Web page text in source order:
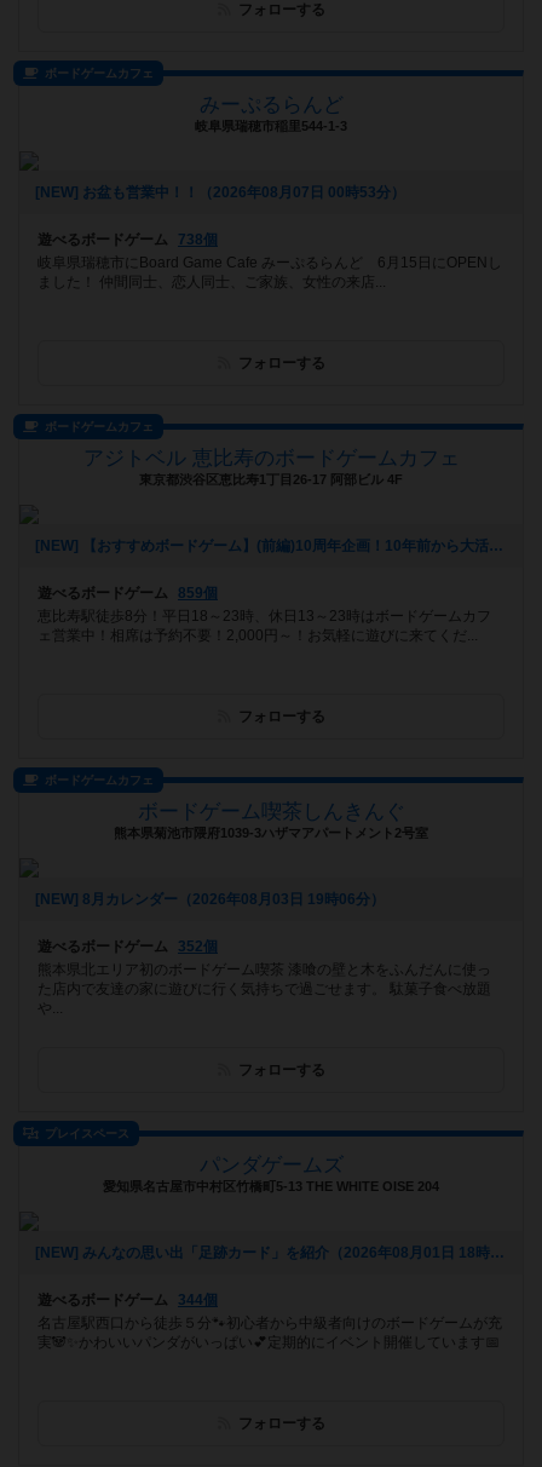
フォローする
ボードゲームカフェ
みーぷるらんど
岐阜県瑞穂市稲里544-1-3
[NEW] お盆も営業中！！（2026年08月07日 00時53分）
遊べるボードゲーム
738個
岐阜県瑞穂市にBoard Game Cafe みーぷるらんど 6月15日にOPENし
ました！ 仲間同士、恋人同士、ご家族、女性の来店...
フォローする
ボードゲームカフェ
アジトベル 恵比寿のボードゲームカフェ
東京都渋谷区恵比寿1丁目26-17 阿部ビル 4F
[NEW] 【おすすめボードゲーム】(前編)10周年企画！10年前から大活躍のボードゲーム【#163】をあげました（2026年08月06日 00時03分）
遊べるボードゲーム
859個
恵比寿駅徒歩8分！平日18～23時、休日13～23時はボードゲームカフ
ェ営業中！相席は予約不要！2,000円～！お気軽に遊びに来てくだ...
フォローする
ボードゲームカフェ
ボードゲーム喫茶しんきんぐ
熊本県菊池市隈府1039-3ハザマアパートメント2号室
[NEW] 8月カレンダー（2026年08月03日 19時06分）
遊べるボードゲーム
352個
熊本県北エリア初のボードゲーム喫茶 漆喰の壁と木をふんだんに使っ
た店内で友達の家に遊びに行く気持ちで過ごせます。 駄菓子食べ放題
や...
フォローする
プレイスペース
パンダゲームズ
愛知県名古屋市中村区竹橋町5-13 THE WHITE OISE 204
[NEW] みんなの思い出「足跡カード」を紹介（2026年08月01日 18時17分）
遊べるボードゲーム
344個
名古屋駅西口から徒歩５分🐾初心者から中級者向けのボードゲームが充
実🐼✨かわいいパンダがいっぱい💕定期的にイベント開催しています📅
フォローする